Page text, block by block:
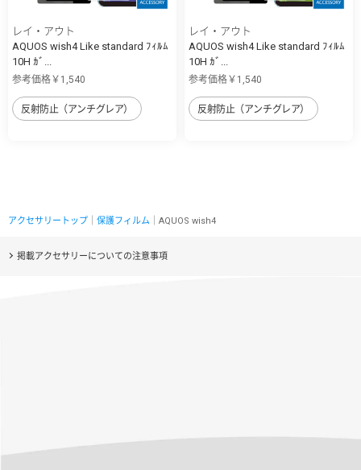
レイ・アウト
AQUOS wish4 Like standard ﾌｨﾙﾑ
10H ｶﾞ...
参考価格￥1,540
反射防止（アンチグレア）
レイ・アウト
AQUOS wish4 Like standard ﾌｨﾙﾑ
10H ｶﾞ...
参考価格￥1,540
反射防止（アンチグレア）
アクセサリートップ 保護フィルム ｜AQUOS wish4
掲載アクセサリーについての注意事項